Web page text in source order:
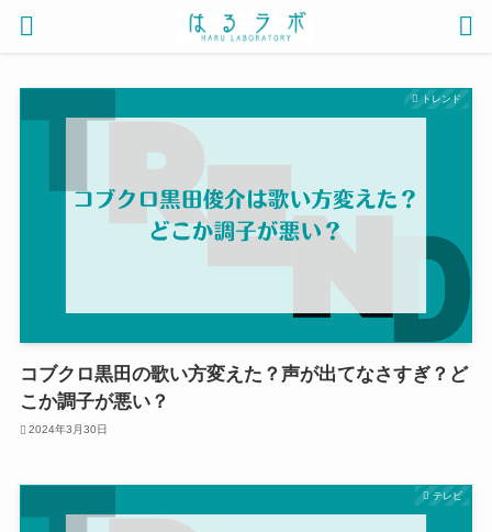
トレンド
コブクロ黒田の歌い方変えた？声が出てなさすぎ？ど
こか調子が悪い？
2024年3月30日
テレビ